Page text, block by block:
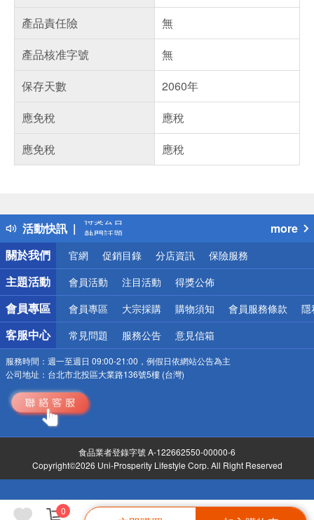
0
產品責任險
無
產品核准字號
無
保存天數
2060年
應免稅
應稅
應免稅
應稅
活動快訊
得獎公告
熱門話題
銀行優惠
偏遠地區配送
詐騙網頁！請小心！
more
關於我們
官網 促銷目錄 分店資訊 保險服務
主題活動 會員活動 注目活動 得獎公佈
會員專區 會員專區 大宗採購 購物須知 會員服務條款 隱
客服中心 常見問題 服務公告 意見信箱
服務時間： 週一至週日 09:00-21:00，例假日依網站公告為主
公司地址： 台北市北投區大業路136號5樓 (台灣)
食品業者登錄字號 A-122662550-00000-6
Copyright©2026 Uni-Prosperity Lifestyle Corp. All Right Reserved